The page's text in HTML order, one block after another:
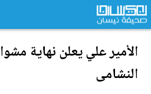
الأمير علي يعلن نهاية
النشامى